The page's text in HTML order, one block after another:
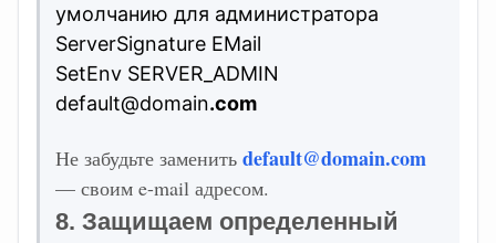
умолчанию для администратора
ServerSignature EMail
SetEnv SERVER_ADMIN
default@domain.com
Не забудьте заменитьdefault@domain.com
— своим e-mail адресом.
8. Защищаем определенный